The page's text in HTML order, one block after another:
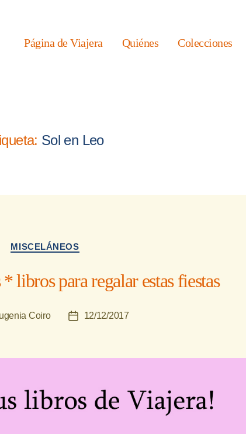
Página de Viajera Quiénes Colecciones
Sol en Leo
Categorías
MISCELÁNEOS
libros para regalar estas fiestas
Coiro
Fecha
entrada
12/12/2017